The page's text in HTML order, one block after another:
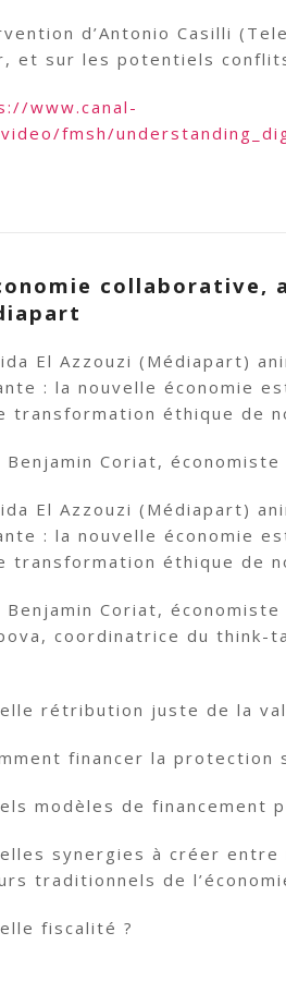
d’Antonio Casilli
et sur les potentiels
www.canal-
fmsh/
collaborative,
El Azzouzi (Médiapart)
: la nouvelle économie
transformation éthique de
Benjamin Coriat,
El Azzouzi (Médiapart)
: la nouvelle économie
transformation éthique de
Benjamin Coriat,
coordinatrice du think-
rétribution juste de la
financer la
modèles de financement
synergies à créer
traditionnels de
fiscalité ?